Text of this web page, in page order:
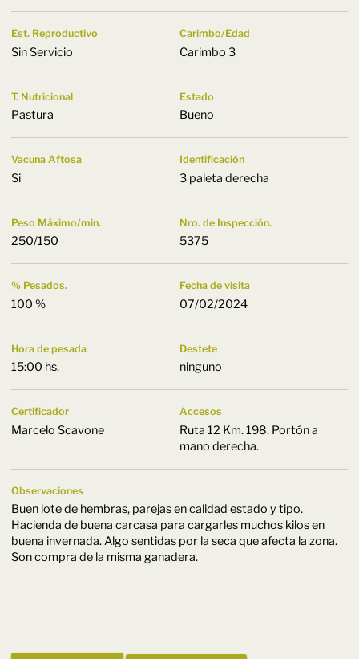
Est. Reproductivo
Sin Servicio
Carimbo/Edad
Carimbo 3
T. Nutricional
Pastura
Estado
Bueno
Vacuna Aftosa
Si
Identificación
3 paleta derecha
Peso Máximo/min.
250/150
Nro. de Inspección.
5375
% Pesados.
100 %
Fecha de visita
07/02/2024
Hora de pesada
15:00 hs.
Destete
ninguno
Certificador
Marcelo Scavone
Accesos
Ruta 12 Km. 198. Portón a
mano derecha.
Observaciones
Buen lote de hembras, parejas en calidad estado y tipo.
Hacienda de buena carcasa para cargarles muchos kilos en
buena invernada. Algo sentidas por la seca que afecta la zona.
Son compra de la misma ganadera.